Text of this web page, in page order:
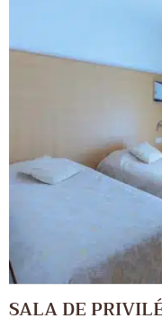
SALA DE